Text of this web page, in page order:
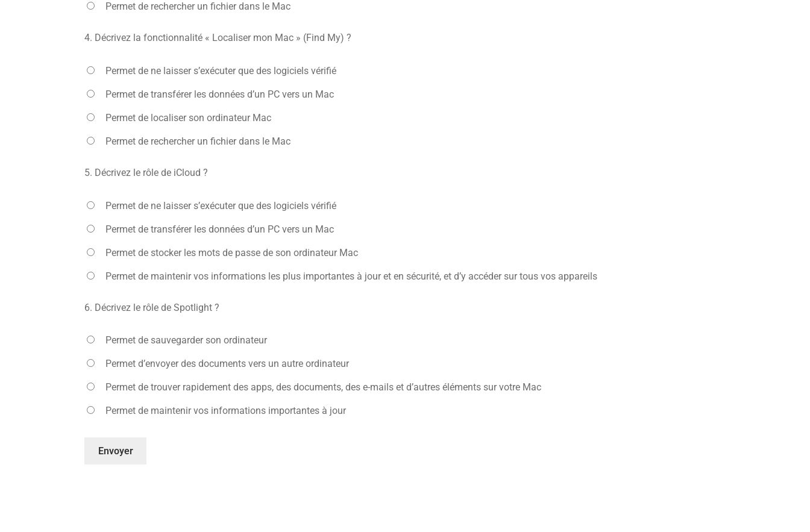
Permet de rechercher un fichier dans le Mac
4. Décrivez la fonctionnalité « Localiser mon Mac » (Find My) ?
Permet de ne laisser s’exécuter que des logiciels vérifié
Permet de transférer les données d’un PC vers un Mac
Permet de localiser son ordinateur Mac
Permet de rechercher un fichier dans le Mac
5. Décrivez le rôle de iCloud ?
Permet de ne laisser s’exécuter que des logiciels vérifié
Permet de transférer les données d’un PC vers un Mac
Permet de stocker les mots de passe de son ordinateur Mac
Permet de maintenir vos informations les plus importantes à jour et en sécurité, et d’y accéder sur tous vos appareils
6. Décrivez le rôle de Spotlight ?
Permet de sauvegarder son ordinateur
Permet d’envoyer des documents vers un autre ordinateur
Permet de trouver rapidement des apps, des documents, des e-mails et d’autres éléments sur votre Mac
Permet de maintenir vos informations importantes à jour